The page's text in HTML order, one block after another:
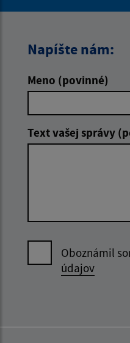
Napíšte nám:
Meno (povinné)
Text vašej správy
Oboznámil
údajov